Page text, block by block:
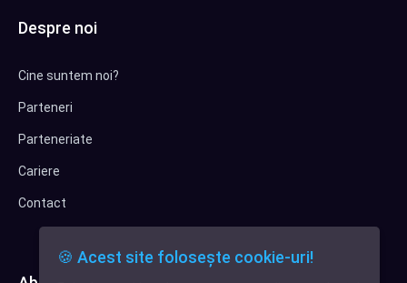
Despre noi
Cine suntem noi?
Parteneri
Parteneriate
Cariere
Contact
🍪 Acest site folosește cookie-uri!